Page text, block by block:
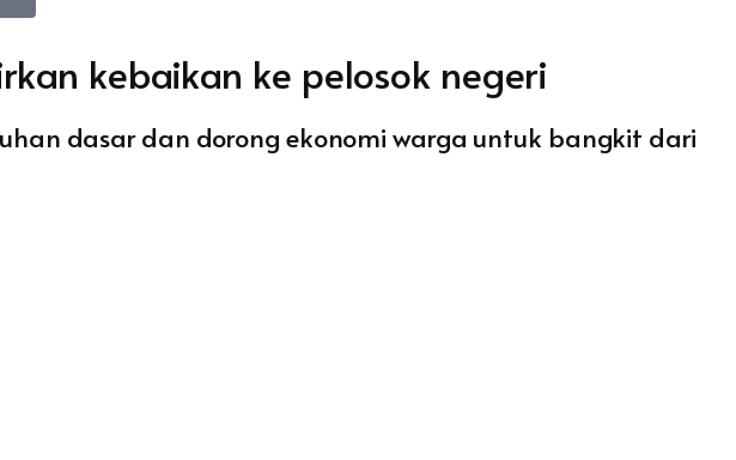
kebaikan ke pelosok negeri
dasar dan dorong ekonomi warga untuk bangkit dari